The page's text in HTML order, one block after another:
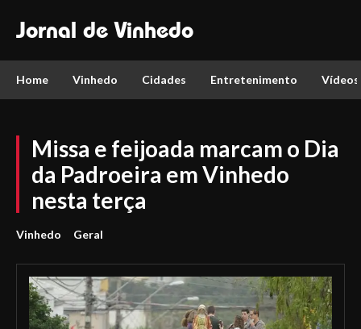
Jornal de Vinhedo
Home Vinhedo Cidades Entretenimento Vídeos
Missa e feijoada marcam o Dia
da Padroeira em Vinhedo
nesta terça
Vinhedo Geral